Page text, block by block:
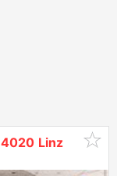
4020 Linz